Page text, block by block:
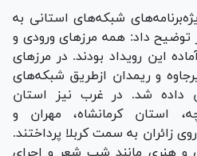
شبکه‌های استانی به
داد: همه مرز‌های ورودی و
این رویداد بودند. در مرز‌های
و ریمدان ازطریق شبکه‌های
شد. در غرب نیز استان
استان کرمانشاه، مهران و
زائران به سمت کربلا پرداختند.
و هنری مانند شب شعر و اجرای